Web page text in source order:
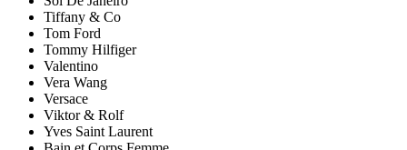
Tiffany & Co
Tom Ford
Tommy Hilfiger
Valentino
Vera Wang
Versace
Viktor & Rolf
Yves Saint Laurent